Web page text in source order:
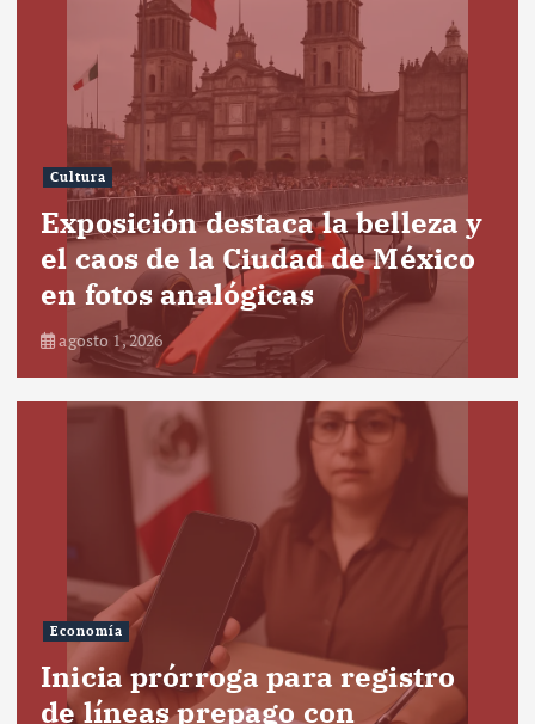
Cultura
Exposición destaca la belleza y
el caos de la Ciudad de México
en fotos analógicas
agosto 1, 2026
Economía
Inicia prórroga para registro
de líneas prepago con